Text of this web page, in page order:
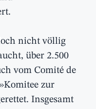
nicht völlig
über 2.500
vom Comité de
zur
Insgesamt